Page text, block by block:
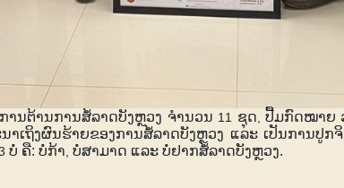
ນຕ້ານການສໍ້ລາດບັງຫຼວງ ຈຳນວນ 11 ຊຸດ ປື້ມກົດໝາຍ
າເຖິງຜົນຮ້າຍຂອງການສໍ້ລາດບັງຫຼວງ ແລະ ເປັນການປູ
ບໍ່ ຄື: ບໍ່ກ້າ ບໍ່ສາມາດ​ ແລະ ບໍ່ຢາກສໍ້ລາດບັງຫຼວງ.